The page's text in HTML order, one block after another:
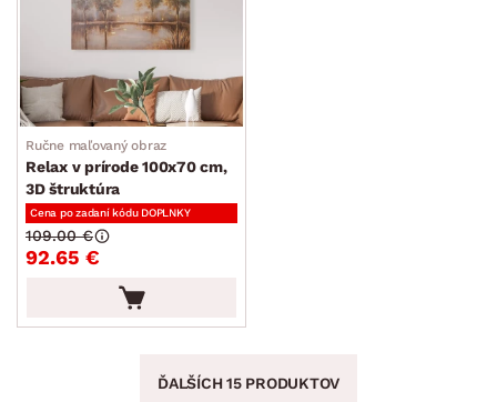
Ručne maľovaný obraz
Relax v prírode 100x70 cm,
3D štruktúra
Cena po zadaní kódu DOPLNKY
92.65 €
109.00 €
ĎALŠÍCH 15 PRODUKTOV